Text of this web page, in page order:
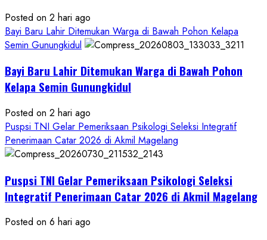
Posted on 2 hari ago
Bayi Baru Lahir Ditemukan Warga di Bawah Pohon Kelapa
Semin Gunungkidul
Bayi Baru Lahir Ditemukan Warga di Bawah Pohon
Kelapa Semin Gunungkidul
Posted on 2 hari ago
Puspsi TNI Gelar Pemeriksaan Psikologi Seleksi Integratif
Penerimaan Catar 2026 di Akmil Magelang
Puspsi TNI Gelar Pemeriksaan Psikologi Seleksi
Integratif Penerimaan Catar 2026 di Akmil Magelang
Posted on 6 hari ago